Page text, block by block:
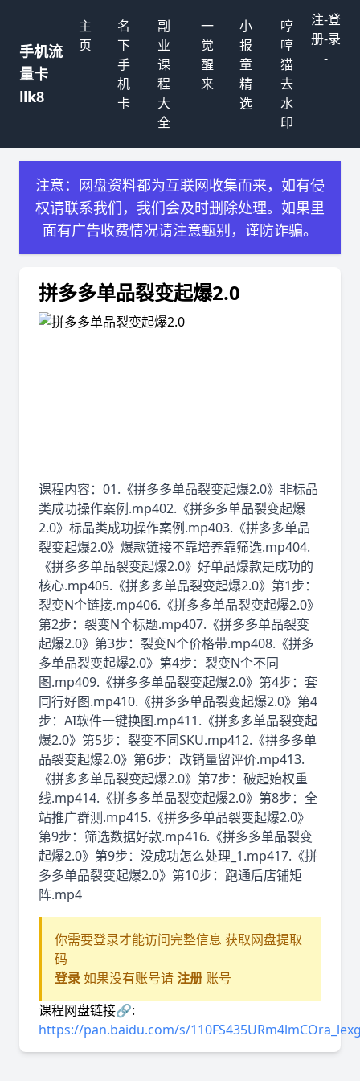
手机流
量卡
llk8
主
页
名
下
手
机
卡
副
业
课
程
大
全
一
觉
醒
来
小
报
童
精
选
哼
哼
猫
去
水
印
注
册
-
-
-
登
录
注意：网盘资料都为互联网收集而来，如有侵
权请联系我们，我们会及时删除处理。如果里
面有广告收费情况请注意甄别，谨防诈骗。
拼多多单品裂变起爆2.0
课程内容：01.《拼多多单品裂变起爆2.0》非标品
类成功操作案例.mp402.《拼多多单品裂变起爆
2.0》标品类成功操作案例.mp403.《拼多多单品
裂变起爆2.0》爆款链接不靠培养靠筛选.mp404.
《拼多多单品裂变起爆2.0》好单品爆款是成功的
核心.mp405.《拼多多单品裂变起爆2.0》第1步：
裂变N个链接.mp406.《拼多多单品裂变起爆2.0》
第2步：裂变N个标题.mp407.《拼多多单品裂变
起爆2.0》第3步：裂变N个价格带.mp408.《拼多
多单品裂变起爆2.0》第4步：裂变N个不同
图.mp409.《拼多多单品裂变起爆2.0》第4步：套
同行好图.mp410.《拼多多单品裂变起爆2.0》第4
步：AI软件一键换图.mp411.《拼多多单品裂变起
爆2.0》第5步：裂变不同SKU.mp412.《拼多多单
品裂变起爆2.0》第6步：改销量留评价.mp413.
《拼多多单品裂变起爆2.0》第7步：破起始权重
线.mp414.《拼多多单品裂变起爆2.0》第8步：全
站推广群测.mp415.《拼多多单品裂变起爆2.0》
第9步：筛选数据好款.mp416.《拼多多单品裂变
起爆2.0》第9步：没成功怎么处理_1.mp417.《拼
多多单品裂变起爆2.0》第10步：跑通后店铺矩
阵.mp4
你需要登录才能访问完整信息 获取网盘提取
码
登录如果没有账号请注册 账号
课程网盘链接🔗:
https://pan.baidu.com/s/